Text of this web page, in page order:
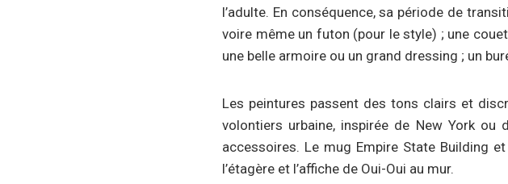
l’adulte. En conséquence, sa période de
voire même un futon (pour le style) ; une
une belle armoire ou un grand dressing ; un
Les peintures passent des tons clairs et
volontiers urbaine, inspirée de New York
accessoires. Le mug Empire State Building
l’étagère et l’affiche de Oui-Oui au mur.